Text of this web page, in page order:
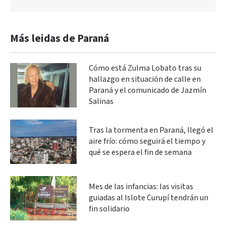
Más leidas de Paraná
Cómo está Zulma Lobato tras su
hallazgo en situación de calle en
Paraná y el comunicado de Jazmín
Salinas
Tras la tormenta en Paraná, llegó el
aire frío: cómo seguirá el tiempo y
qué se espera el fin de semana
Mes de las infancias: las visitas
guiadas al Islote Curupí tendrán un
fin solidario